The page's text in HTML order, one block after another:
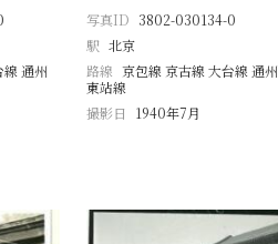
通州
写真ID 3802-030134-0
駅 北京
路線 京包線 京古線 大台線 通州
東站線
撮影日
1940年7月